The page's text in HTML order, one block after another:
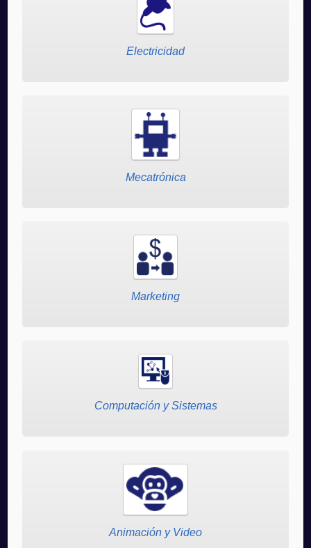
Electricidad
Mecatrónica
Marketing
Computación y Sistemas
Animación y Video